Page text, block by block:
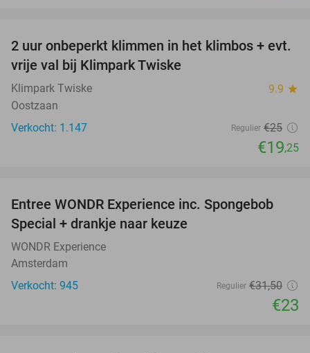
23%
2 uur onbeperkt klimmen in het klimbos + evt.
vrije val bij Klimpark Twiske
Klimpark Twiske 9.9 star
Oostzaan
Verkocht: 1.147
Regulier €25
€19,25
27%
Entree WONDR Experience inc. Spongebob
Special + drankje naar keuze
WONDR Experience
Amsterdam
Verkocht: 945
Regulier €31,50
€23